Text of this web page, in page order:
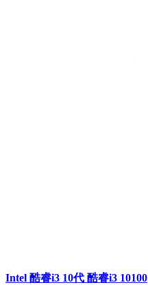
Intel 酷睿i3 10代 酷睿i3 10100